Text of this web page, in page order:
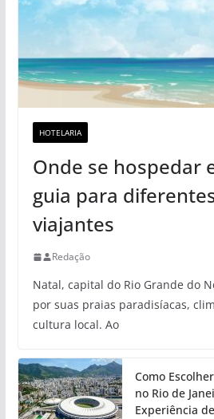
HOTELARIA
Onde se hospedar
guia para
viajantes
Redação
Natal, capital do Rio Grande do
por suas praias paradisíacas,
cultura local. Ao
Como
no Rio de
Experiência